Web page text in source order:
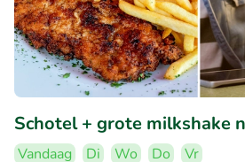
Schotel + grote milkshake
Vandaag Di Wo Do Vr